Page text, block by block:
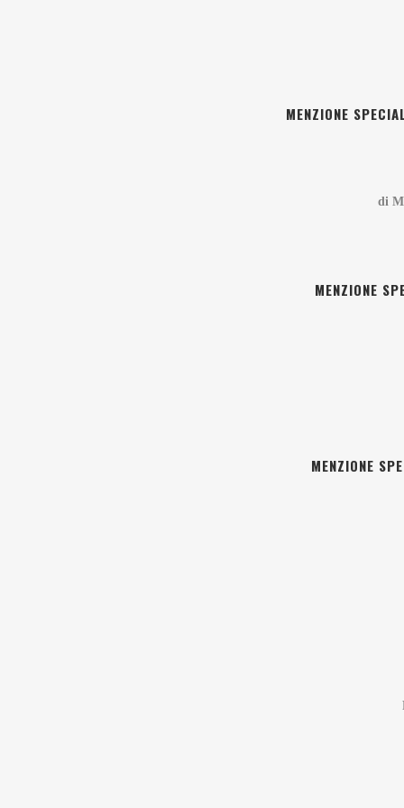
MENZIONE
di
MENZIONE
MENZIONE